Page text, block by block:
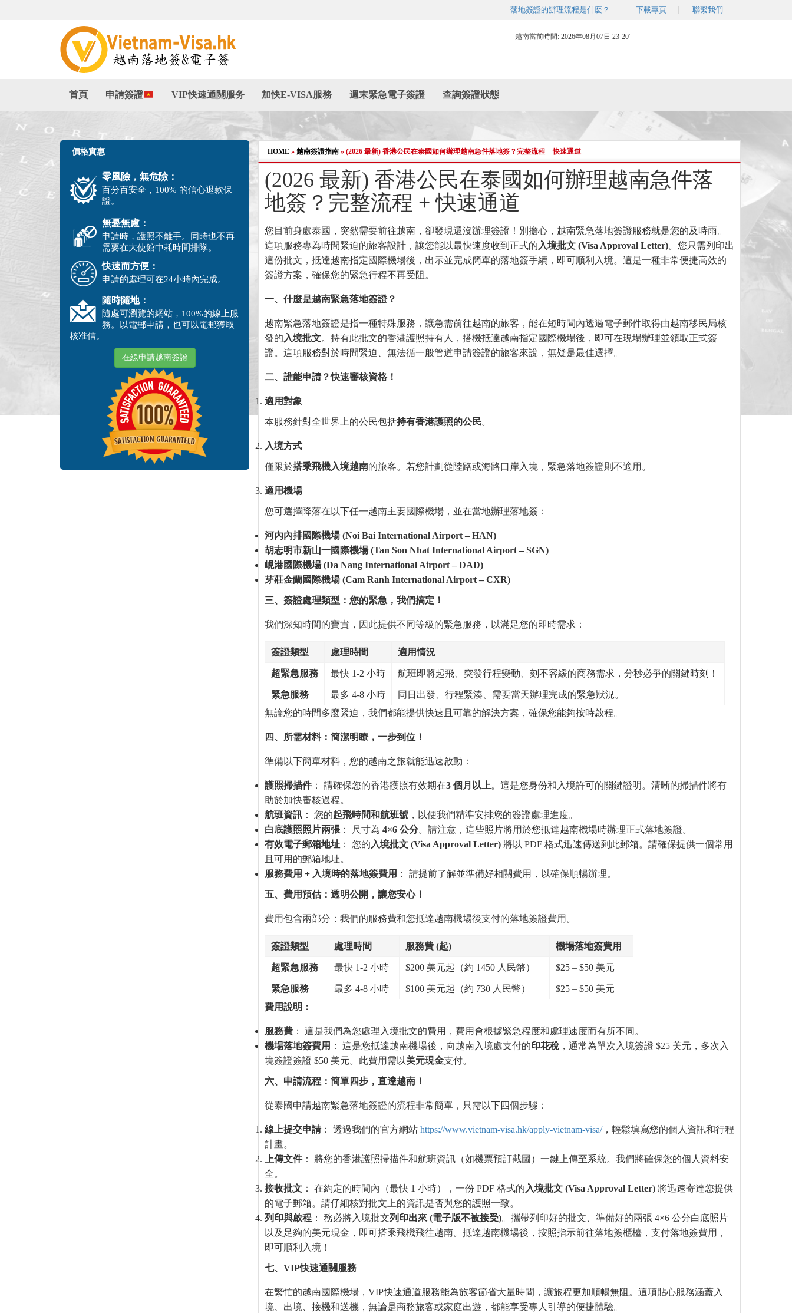
落地簽證的辦理流程是什麼？ 下載專頁 聯繫我們
越南當前時間:2026年08月07日 23 20'
首頁 申請簽證 VIP快速通關服务 加快E-VISA服務 週末緊急電子簽證 查詢簽證狀態
HOME » 越南簽證指南 » (2026 最新) 香港公民在泰國如何辦理越南急件落地簽？完整流程 + 快速通道
(2026 最新) 香港公民在泰國如何辦理越南急件落
地簽？完整流程 + 快速通道
您目前身處泰國，突然需要前往越南，卻發現還沒辦理簽證！別擔心，越南緊急落地簽證服務就是您的及時雨。
這項服務專為時間緊迫的旅客設計，讓您能以最快速度收到正式的 入境批文 (Visa Approval Letter)。您只需列印出
這份批文，抵達越南指定國際機場後，出示並完成簡單的落地簽手續，即可順利入境。這是一種非常便捷高效的
簽證方案，確保您的緊急行程不再受阻。
一、什麼是越南緊急落地簽證？
越南緊急落地簽證是指一種特殊服務，讓急需前往越南的旅客，能在短時間內透過電子郵件取得由越南移民局核
發的 入境批文。持有此批文的香港護照持有人，搭機抵達越南指定國際機場後，即可在現場辦理並領取正式簽
證。這項服務對於時間緊迫、無法循一般管道申請簽證的旅客來說，無疑是最佳選擇。
二、誰能申請？快速審核資格！
適用對象
本服務針對全世界上的公民包括持有香港護照的公民。
入境方式
僅限於搭乘飛機入境越南的旅客。若您計劃從陸路或海路口岸入境，緊急落地簽證則不適用。
適用機場
您可選擇降落在以下任一越南主要國際機場，並在當地辦理落地簽：
河內內排國際機場(Noi Bai International Airport – HAN)
胡志明市新山一國際機場(Tan Son Nhat International Airport – SGN)
峴港國際機場(Da Nang International Airport – DAD)
芽莊金蘭國際機場(Cam Ranh International Airport – CXR)
三、簽證處理類型： 您的緊急，我們搞定！
我們深知時間的寶貴，因此提供不同等級的緊急服務，以滿足您的即時需求：
簽證類型 處理時間 適用情況
超緊急服務 最快 1-2 小時 航班即將起飛、突發行程變動、刻不容緩的商務需求，分秒必爭的關鍵時刻！
緊急服務 最多 4-8 小時
同日出發、行程緊湊、需要當天辦理完成的緊急狀況。
無論您的時間多麼緊迫，我們都能提供快速且可靠的解決方案，確保您能夠按時啟程。
四、所需材料：簡潔明瞭，一步到位！
準備以下簡單材料，您的越南之旅就能迅速啟動：
護照掃描件： 請確保您的香港護照有效期在3 個月以上。這是您身份和入境許可的關鍵證明。清晰的掃描件將有
助於加快審核過程。
航班資訊 ： 您的起飛時間和航班號 ，以便我們精準安排您的簽證處理進度。
白底護照照片兩張 ： 尺寸為 4×6 公分。請注意，這些照片將用於您抵達越南機場時辦理正式落地簽證。
有效電子郵箱地址 ： 您的 入境批文 (Visa Approval Letter) 將以 PDF 格式迅速傳送到此郵箱。請確保提供一個常用
且可用的郵箱地址。
服務費用 + 入境時的落地簽費用 ： 請提前了解並準備好相關費用，以確保順暢辦理。
五、費用預估：透明公開，讓您安心！
費用包含兩部分：我們的服務費和您抵達越南機場後支付的落地簽證費用。
簽證類型 處理時間 服務費 (起) 機場落地簽費用
超緊急服務 最快 1-2 小時 $200 美元起（約 1450 人民幣） $25 – $50 美元
緊急服務 最多 4-8 小時 $100 美元起（約 730 人民幣）
$25 – $50 美元
費用說明：
服務費 ： 這是我們為您處理入境批文的費用，費用會根據緊急程度和處理速度而有所不同。
機場落地簽費用 ： 這是您抵達越南機場後，向越南入境處支付的印花稅 ，通常為單次入境簽證 $25 美元，多次入
境簽證簽證 $50 美元。此費用需以美元現金支付。
六、申請流程：簡單四步，直達越南！
從泰國申請越南緊急落地簽證的流程非常簡單，只需以下四個步驟：
線上提交申請： 透過我們的官方網站 https://www.vietnam-visa.hk/apply-vietnam-visa/，輕鬆填寫您的個人資訊和行程
計畫。
上傳文件： 將您的香港護照掃描件和航班資訊（如機票預訂截圖）一鍵上傳至系統。我們將確保您的個人資料安
全。
接收批文 ： 在約定的時間內（最快 1 小時），一份 PDF 格式的 入境批文 (Visa Approval Letter) 將迅速寄達您提供
的電子郵箱。請仔細核對批文上的資訊是否與您的護照一致。
列印與啟程 ： 務必將入境批文列印出來 (電子版不被接受)。攜帶列印好的批文、準備好的兩張 4×6 公分白底照片
以及足夠的美元現金，即可搭乘飛機飛往越南。抵達越南機場後，按照指示前往落地簽櫃檯，支付落地簽費用，
即可順利入境！
七、 VIP快速通關服務
在繁忙的越南國際機場，VIP快速通道服務能為旅客節省大量時間，讓旅程更加順暢無阻。這項貼心服務涵蓋入
境、出境、接機和送機，無論是商務旅客或家庭出遊，都能享受專人引導的便捷體驗。
價格實惠
零風險，無危險：
百分百安全，100% 的信心退款保
證。
無憂無慮：
申請時，護照不離手。同時也不再
需要在大使館中耗時間排隊。
快速而方便：
申請的處理可在24小時內完成。
隨時隨地：
隨處可瀏覽的網站，100%的線上服
務。以電郵申請，也可以電郵獲取
核准信。
在線申請越南簽證